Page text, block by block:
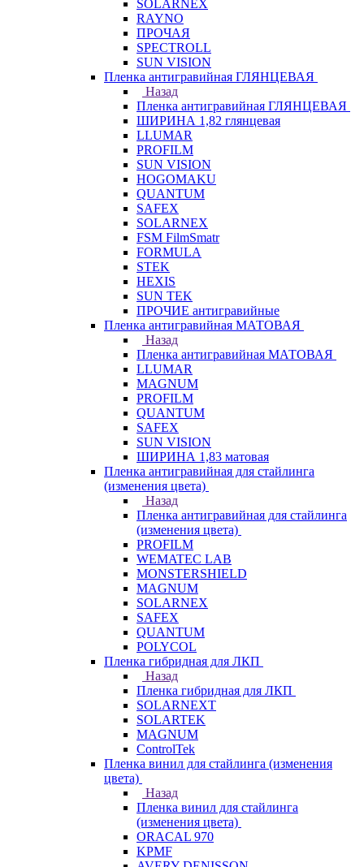
SOLARNEX
RAYNO
ПРОЧАЯ
SPECTROLL
SUN VISION
Пленка антигравийная ГЛЯНЦЕВАЯ
Назад
Пленка антигравийная ГЛЯНЦЕВАЯ
ШИРИНА 1,82 глянцевая
LLUMAR
PROFILM
SUN VISION
HOGOMAKU
QUANTUM
SAFEX
SOLARNEX
FSM FilmSmatr
FORMULA
STEK
HEXIS
SUN TEK
ПРОЧИЕ антигравийные
Пленка антигравийная МАТОВАЯ
Назад
Пленка антигравийная МАТОВАЯ
LLUMAR
MAGNUM
PROFILM
QUANTUM
SAFEX
SUN VISION
ШИРИНА 1,83 матовая
Пленка антигравийная для стайлинга
(изменения цвета)
Назад
Пленка антигравийная для стайлинга
(изменения цвета)
PROFILM
WEMATEC LAB
MONSTERSHIELD
MAGNUM
SOLARNEX
SAFEX
QUANTUM
POLYCOL
Пленка гибридная для ЛКП
Назад
Пленка гибридная для ЛКП
SOLARNEXT
SOLARTEK
MAGNUM
ControlTek
Пленка винил для стайлинга (изменения
цвета)
Назад
Пленка винил для стайлинга
(изменения цвета)
ORACAL 970
KPMF